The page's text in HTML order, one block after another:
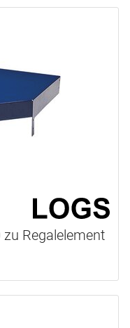
zu Regalelement